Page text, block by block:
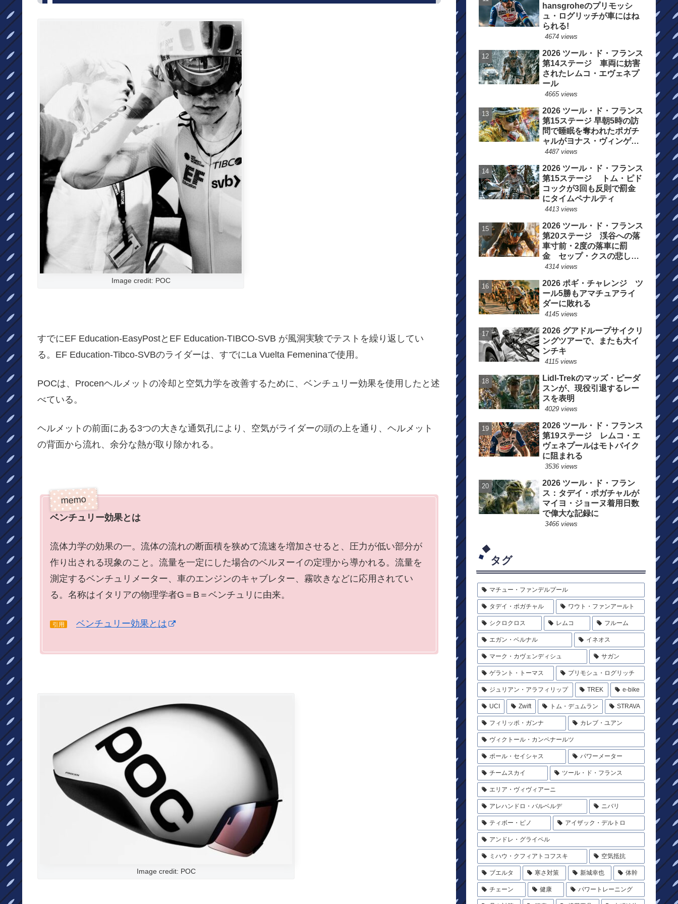
Image credit: POC
すでにEF Education-EasyPostとEF Education-TIBCO-SVB が風洞実験でテストを繰り返してい
る。EF Education-Tibco-SVBのライダーは、すでにLa Vuelta Femeninaで使用。
POCは、Procenヘルメットの冷却と空気力学を改善するために、ベンチュリー効果を使用したと述
べている。
ヘルメットの前面にある3つの大きな通気孔により、空気がライダーの頭の上を通り、ヘルメット
の背面から流れ、余分な熱が取り除かれる。
ベンチュリー効果とは
流体力学の効果の一。流体の流れの断面積を狭めて流速を増加させると、圧力が低い部分が
作り出される現象のこと。流量を一定にした場合のベルヌーイの定理から導かれる。流量を
測定するベンチュリメーター、車のエンジンのキャブレター、霧吹きなどに応用されてい
る。名称はイタリアの物理学者G＝B＝ベンチュリに由来。
引用 ベンチュリー効果とは
Image credit: POC
hansgroheのプリモッシ
ュ・ログリッチが車にはね
られる!
4674 views
2026 ツール・ド・フランス
第14ステージ 車両に妨害
されたレムコ・エヴェネプ
ール
4665 views
2026 ツール・ド・フランス
第15ステージ 早朝5時の訪
問で睡眠を奪われたポガチ
ャルがヨナス・ヴィンゲゴ
ーの離脱を惜しむ
4487 views
2026 ツール・ド・フランス
第15ステージ トム・ピド
コックが3回も反則で罰金
にタイムペナルティ
4413 views
2026 ツール・ド・フランス
第20ステージ 渓谷への落
車寸前・2度の落車に罰
金 セップ・クスの悲しい
一日
4314 views
2026 ポギ・チャレンジ ツ
ール5勝もアマチュアライ
ダーに敗れる
4145 views
2026 グアドループサイクリ
ングツアーで、またも大イ
ンチキ
4115 views
Lidl-Trekのマッズ・ピーダ
スンが、現役引退するレー
スを表明
4029 views
2026 ツール・ド・フランス
第19ステージ レムコ・エ
ヴェネプールはモトバイク
に阻まれる
3536 views
2026 ツール・ド・フラン
ス：タデイ・ポガチャルが
マイヨ・ジョーヌ着用日数
で偉大な記録に
3466 views
タグ
マチュー・ファンデルプール
タデイ・ポガチャル ワウト・ファンアールト
シクロクロス レムコ フルーム
エガン・ベルナル イネオス
マーク・カヴェンディシュ サガン
ゲラント・トーマス プリモシュ・ログリッチ
ジュリアン・アラフィリップ TREK e-bike
UCI Zwift トム・デュムラン STRAVA
フィリッポ・ガンナ カレブ・ユアン
ヴィクトール・カンペナールツ
ポール・セイシャス パワーメーター
チームスカイ ツール・ド・フランス
エリア・ヴィヴィアーニ
アレハンドロ・バルベルデ ニバリ
ティボー・ピノ アイザック・デルトロ
アンドレ・グライペル
ミハウ・クフィアトコフスキ 空気抵抗
ブエルタ 寒さ対策 新城幸也 体幹
チェーン 健康 パワートレーニング